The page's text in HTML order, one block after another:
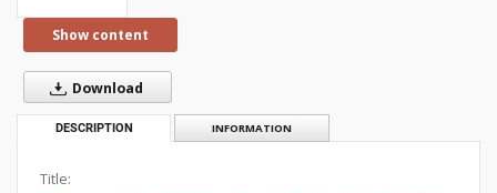
Show content
Download
DESCRIPTION INFORMATION
Title: